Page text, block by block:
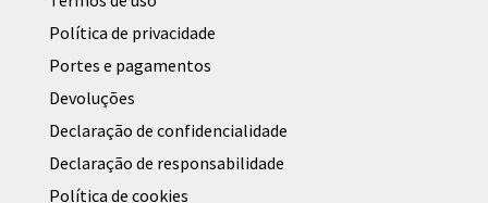
Política de privacidade
Portes e pagamentos
Devoluções
Declaração de confidencialidade
Declaração de responsabilidade
Política de cookies